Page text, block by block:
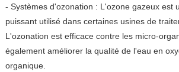
- Systèmes d'ozonation : L'ozone gazeux est
puissant utilisé dans certaines usines de
L'ozonation est efficace contre les micro-
également améliorer la qualité de l'eau en
organique.